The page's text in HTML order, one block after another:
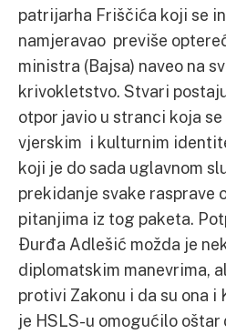
patrijarha Friščića koji se
namjeravao previše
ministra (Bajsa) naveo na
krivokletstvo. Stvari
otpor javio u stranci koja
vjerskim i kulturnim
koji je do sada uglavnom
prekidanje svake rasprave
pitanjima iz tog paketa.
Đurđa Adlešić možda je
diplomatskim manevrima,
protivi Zakonu i da su ona i
je HSLS-u omogućilo